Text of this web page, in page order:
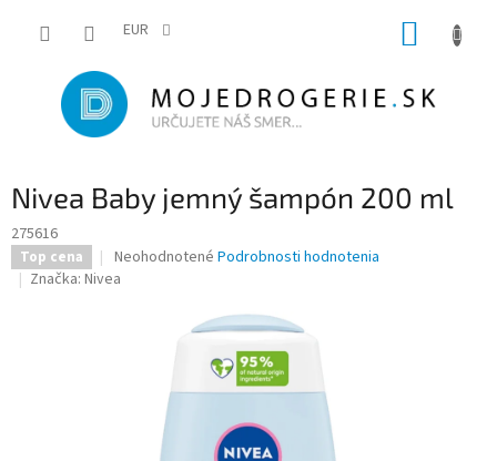
EUR
Nivea Baby jemný šampón 200 ml
275616
Top cena
Priemerné
hodnotenie
hviezdičiek.
Neohodnotené Podrobnosti hodnotenia
Značka: Nivea